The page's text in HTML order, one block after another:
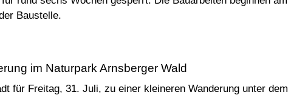
Baustelle.
im Naturpark Arnsberger Wald
für Freitag, 31. Juli, zu einer kleineren Wanderung unter dem